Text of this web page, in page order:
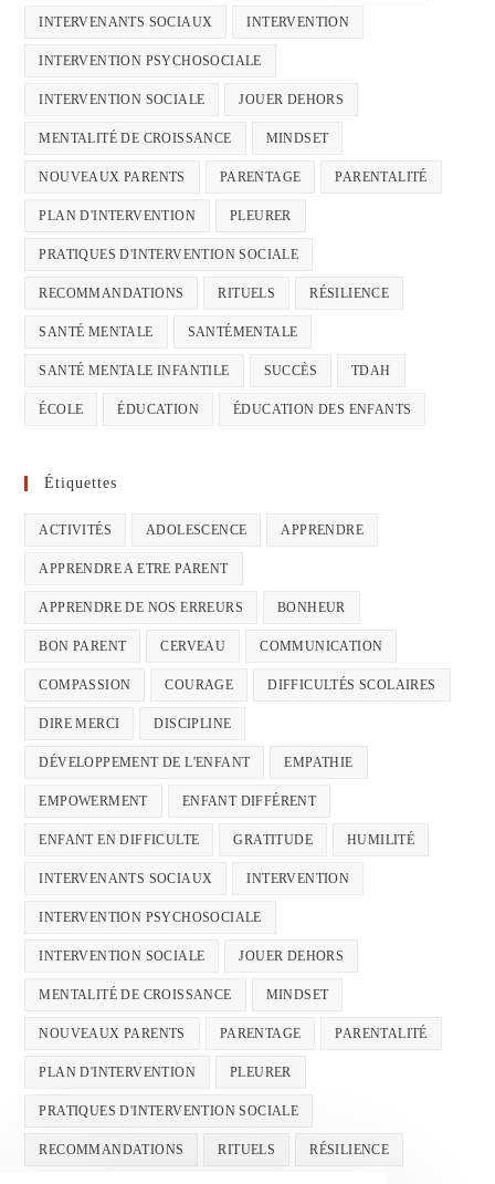
INTERVENANTS SOCIAUX INTERVENTION
INTERVENTION PSYCHOSOCIALE
INTERVENTION SOCIALE JOUER DEHORS
MENTALITÉ DE CROISSANCE MINDSET
NOUVEAUX PARENTS PARENTAGE PARENTALITÉ
PLAN D'INTERVENTION PLEURER
PRATIQUES D'INTERVENTION SOCIALE
RECOMMANDATIONS RITUELS RÉSILIENCE
SANTÉ MENTALE SANTÉMENTALE
SANTÉ MENTALE INFANTILE SUCCÈS TDAH
ÉCOLE ÉDUCATION ÉDUCATION DES ENFANTS
Étiquettes
ACTIVITÉS ADOLESCENCE APPRENDRE
APPRENDRE A ETRE PARENT
APPRENDRE DE NOS ERREURS BONHEUR
BON PARENT CERVEAU COMMUNICATION
COMPASSION COURAGE DIFFICULTÉS SCOLAIRES
DIRE MERCI DISCIPLINE
DÉVELOPPEMENT DE L'ENFANT EMPATHIE
EMPOWERMENT ENFANT DIFFÉRENT
ENFANT EN DIFFICULTE GRATITUDE HUMILITÉ
INTERVENANTS SOCIAUX INTERVENTION
INTERVENTION PSYCHOSOCIALE
INTERVENTION SOCIALE JOUER DEHORS
MENTALITÉ DE CROISSANCE MINDSET
NOUVEAUX PARENTS PARENTAGE PARENTALITÉ
PLAN D'INTERVENTION PLEURER
PRATIQUES D'INTERVENTION SOCIALE
RECOMMANDATIONS RITUELS RÉSILIENCE